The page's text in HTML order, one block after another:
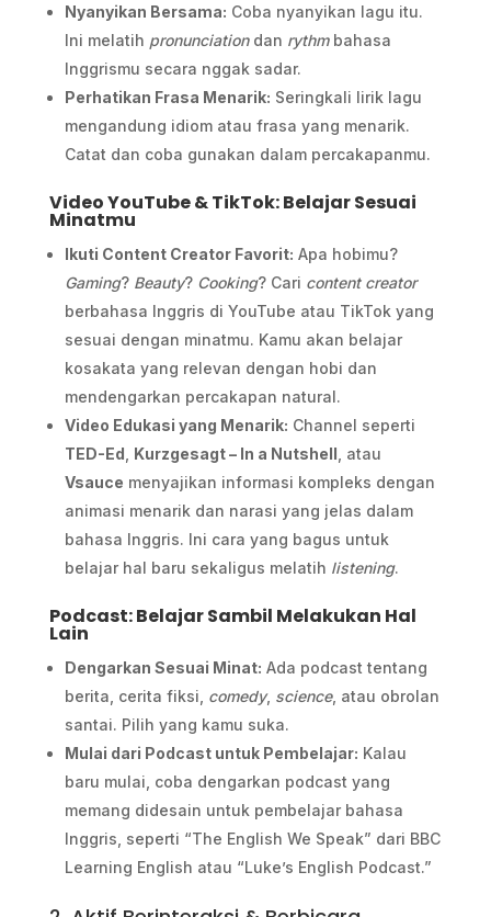
Nyanyikan Bersama: Coba nyanyikan lagu itu.
Ini melatih pronunciationdan rythmbahasa
Inggrismu secara nggak sadar.
Perhatikan Frasa Menarik: Seringkali lirik lagu
mengandung idiom atau frasa yang menarik.
Catat dan coba gunakan dalam percakapanmu.
Video YouTube & TikTok: Belajar Sesuai
Minatmu
Ikuti Content Creator Favorit: Apa hobimu?
Gaming? Beauty? Cooking? Cari content creator
berbahasa Inggris di YouTube atau TikTok yang
sesuai dengan minatmu. Kamu akan belajar
kosakata yang relevan dengan hobi dan
mendengarkan percakapan natural.
Video Edukasi yang Menarik: Channel seperti
TED-Ed Kurzgesagt – In a Nutshell , atau
Vsauce menyajikan informasi kompleks dengan
animasi menarik dan narasi yang jelas dalam
bahasa Inggris. Ini cara yang bagus untuk
belajar hal baru sekaligus melatih listening.
Podcast: Belajar Sambil Melakukan Hal
Lain
Dengarkan Sesuai Minat: Ada podcast tentang
berita, cerita fiksi, comedy, science, atau obrolan
santai. Pilih yang kamu suka.
Mulai dari Podcast untuk Pembelajar: Kalau
baru mulai, coba dengarkan podcast yang
memang didesain untuk pembelajar bahasa
Inggris, seperti “The English We Speak” dari BBC
Learning English atau “Luke’s English Podcast.”